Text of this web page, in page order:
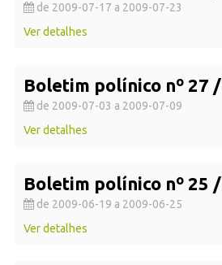
de 2009-07-17 a 2009-07-23
Ver detalhes
Boletim polínico nº 27 /
de 2009-07-03 a 2009-07-09
Ver detalhes
Boletim polínico nº 25 /
de 2009-06-19 a 2009-06-25
Ver detalhes